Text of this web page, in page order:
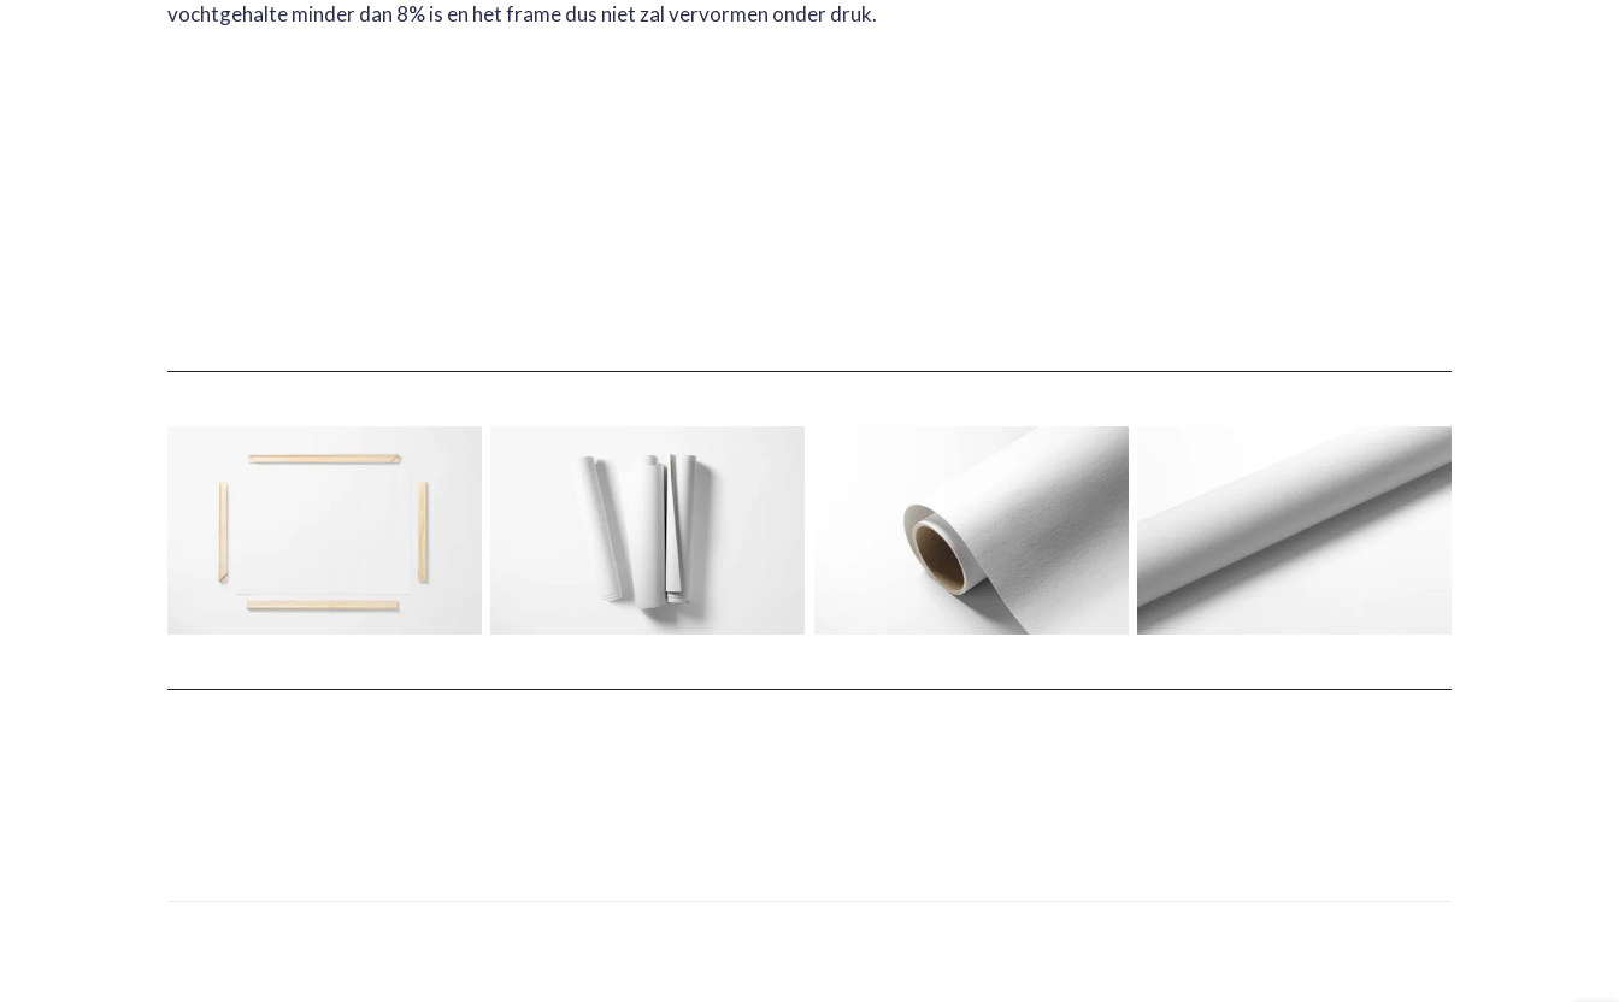
vochtgehalte minder dan 8% is en het frame dus niet zal vervormen onder druk.